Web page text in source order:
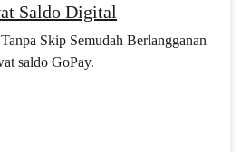
Saldo Digital
Skip Semudah Berlangganan
saldo GoPay.